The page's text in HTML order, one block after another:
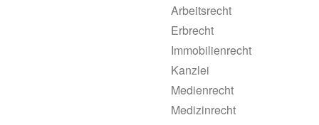
Arbeitsrecht
Erbrecht
Immobilienrecht
Kanzlei
Medienrecht
Medizinrecht